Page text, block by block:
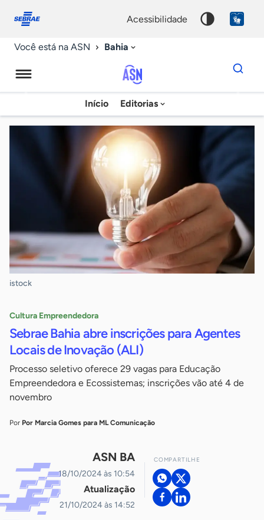
conosco
acessibilidade
Você está na ASN Bahia
Agência
Sebrae
de
Notícias
Início Editorias
Dados
para
chave
istock
Cultura Empreendedora
Sebrae Bahia abre inscrições para Agentes
Locais de Inovação (ALI)
Processo seletivo oferece 29 vagas para Educação
Empreendedora e Ecossistemas; inscrições vão até 4 de
novembro
Por Por Marcia Gomes para ML Comunicação
ASN BA
18/10/2024 às 10:54
Atualização
21/10/2024 às 14:52
COMPARTILHE